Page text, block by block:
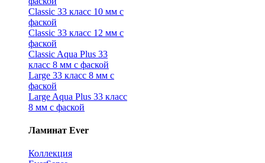
Classic 33 класс 10 мм с
фаской
Classic 33 класс 12 мм с
фаской
Classic Aqua Plus 33
класс 8 мм с фаской
Large 33 класс 8 мм с
фаской
Large Aqua Plus 33 класс
8 мм с фаской
Ламинат Ever
Коллекция